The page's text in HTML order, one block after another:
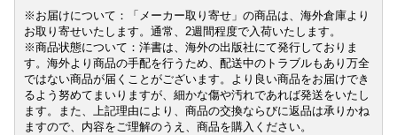
※お届けについて：「メーカー取り寄せ」の商品は、海外倉庫より
お取り寄せいたします。通常、2週間程度で入荷いたします。
※商品状態について：洋書は、海外の出版社にて発行しておりま
す。海外より商品の手配を行うため、配送中のトラブルもあり万全
ではない商品が届くことがございます。より良い商品をお届けでき
るよう努めてまいりますが、細かな傷や汚れであれば発送をいたし
ます。また、上記理由により、商品の交換ならびに返品は承りかね
ますので、内容をご理解のうえ、商品を購入ください。